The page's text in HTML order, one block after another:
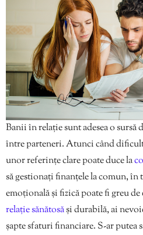
Banii în relație sunt adesea o sursă
între parteneri. Atunci când
unor referințe clare poate duce la
să gestionați finanțele la comun,
emoțională și fizică poate fi greu
relație sănătosăși durabilă, ai
șapte sfaturi financiare. S-ar putea